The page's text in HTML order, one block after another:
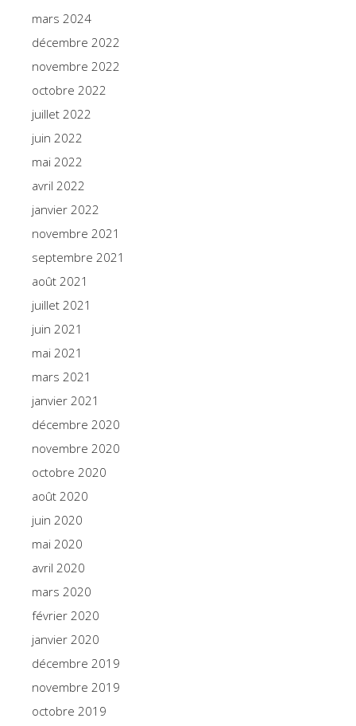
mars 2024
décembre 2022
novembre 2022
octobre 2022
juillet 2022
juin 2022
mai 2022
avril 2022
janvier 2022
novembre 2021
septembre 2021
août 2021
juillet 2021
juin 2021
mai 2021
mars 2021
janvier 2021
décembre 2020
novembre 2020
octobre 2020
août 2020
juin 2020
mai 2020
avril 2020
mars 2020
février 2020
janvier 2020
décembre 2019
novembre 2019
octobre 2019